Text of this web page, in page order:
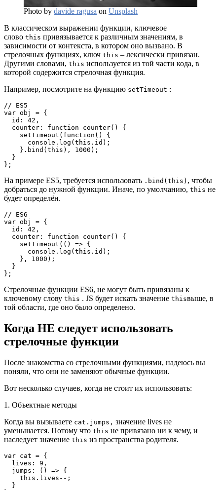
Photo by davide ragusa on Unsplash
В классическом выражении функции, ключевое
слово this привязывается к различным значениям, в
зависимости от контекста, в котором оно вызвано. В
стрелочных функциях, ключ this – лексически привязан.
Другими словами, this используется из той части кода, в
которой содержится стрелочная функция.
Например, посмотрите на функцию setTimeout :
// ES5
var obj = {
  id: 42,
  counter: function counter() {
    setTimeout(function() {
      console.log(this.id);
    }.bind(this), 1000);
  }
};
На примере ES5, требуется использовать .bind(this) , чтобы
добраться до нужной функции. Иначе, по умолчанию, this не
будет определён.
// ES6
var obj = {
  id: 42,
  counter: function counter() {
    setTimeout(() => {
      console.log(this.id);
    }, 1000);
  }
};
Стрелочные функции ES6, не могут быть привязаны к
ключевому слову this . JS будет искать значение thisвыше, в
той области, где оно было определено.
Когда НЕ следует использовать
стрелочные функции
После знакомства со стрелочными функциями, надеюсь вы
поняли, что они не заменяют обычные функции.
Вот несколько случаев, когда не стоит их использовать:
1. Объектные методы
Когда вы вызываете cat.jumps, значение lives не
уменьшается. Потому что this не привязано ни к чему, и
наследует значение this из пространства родителя.
var cat = {
  lives: 9,
  jumps: () => {
    this.lives--;
  }